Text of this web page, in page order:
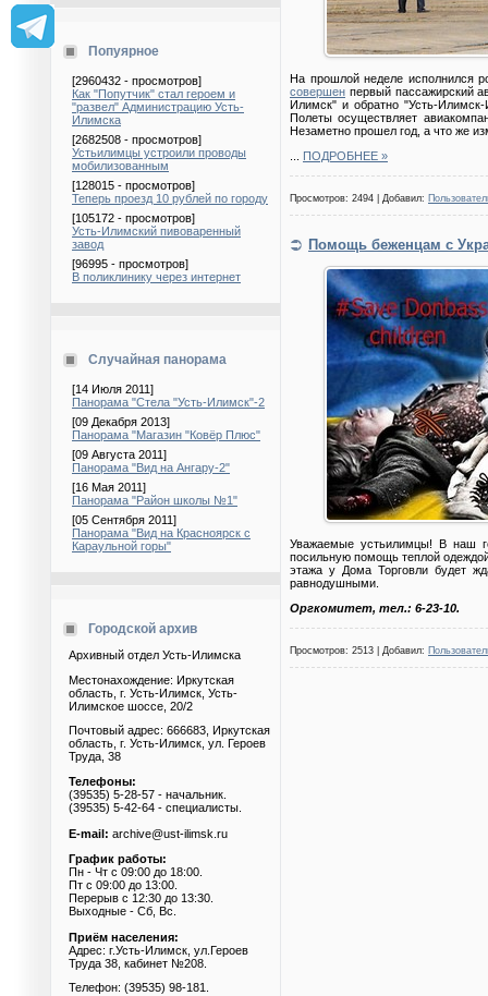
Попуярное
[2960432 - просмотров]
Как "Попутчик" стал героем и
"развел" Администрацию Усть-
Илимска
[2682508 - просмотров]
Устьилимцы устроили проводы
мобилизованным
[128015 - просмотров]
Теперь проезд 10 рублей по городу
[105172 - просмотров]
Усть-Илимский пивоваренный
завод
[96995 - просмотров]
В поликлинику через интернет
Случайная панорама
[14 Июля 2011]
Панорама "Стела "Усть-Илимск"-2
[09 Декабря 2013]
Панорама "Магазин "Ковёр Плюс"
[09 Августа 2011]
Панорама "Вид на Ангару-2"
[16 Мая 2011]
Панорама "Район школы №1"
[05 Сентября 2011]
Панорама "Вид на Красноярск с
Караульной горы"
Городской архив
Архивный отдел Усть-Илимска
Местонахождение: Иркутская
область, г. Усть-Илимск, Усть-
Илимское шоссе, 20/2
Почтовый адрес: 666683, Иркутская
область, г. Усть-Илимск, ул. Героев
Труда, 38
Телефоны:
(39535) 5-28-57 - начальник.
(39535) 5-42-64 - специалисты.
E-mail: archive@ust-ilimsk.ru
График работы:
Пн - Чт с 09:00 до 18:00.
Пт с 09:00 до 13:00.
Перерыв с 12:30 до 13:30.
Выходные - Сб, Вс.
Приём населения:
Адрес: г.Усть-Илимск, ул.Героев
Труда 38, кабинет №208.
Телефон: (39535) 98-181.
На прошлой неделе исполнился
совершен первый пассажирский
Илимск" и обратно "Усть-
Полеты осуществляет
Незаметно прошел год, а что же
ПОДРОБНЕЕ »
Просмотров: 2494 | Добавил:
Помощь беженцам с
Уважаемые устьилимцы! В наш
посильную помощь теплой
этажа у Дома Торговли будет
равнодушными.
Оргкомитет, тел.: 6-23-10.
Просмотров: 2513 | Добавил: